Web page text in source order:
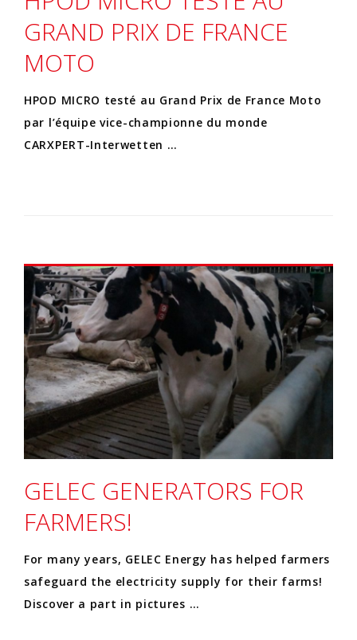
GRAND PRIX DE FRANCE
MOTO
HPOD MICRO testé au Grand Prix de France Moto
par l’équipe vice-championne du monde
CARXPERT-Interwetten …
GELEC GENERATORS FOR
FARMERS!
For many years, GELEC Energy has helped farmers
safeguard the electricity supply for their farms!
Discover a part in pictures …